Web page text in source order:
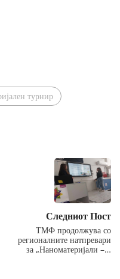
турнир
Следниот Пост
ТМФ продолжува со
регионалните натпревари
за „Наноматеријали –…